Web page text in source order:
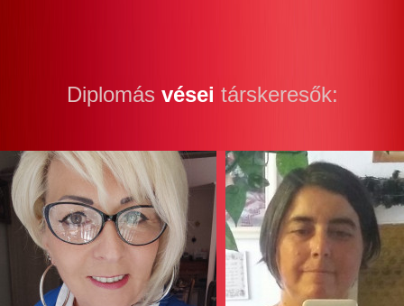
Diplomás vései társkeresők: